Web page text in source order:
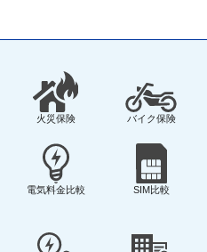
火災保険 バイク保険
電気料金比較 SIM比較